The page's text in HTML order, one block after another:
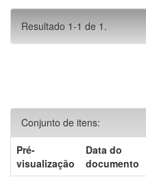
Resultado 1-1 de 1.
Conjunto de itens:
Pré-
visualização
Data do
documento